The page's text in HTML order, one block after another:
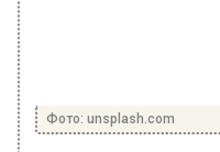
Фото: unsplash.com